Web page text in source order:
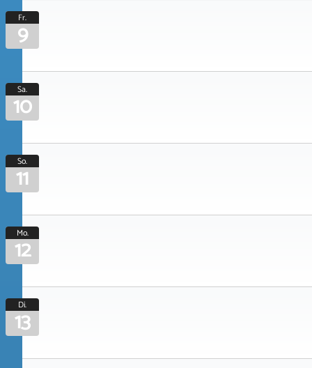
Fr.
9
Sa.
10
So.
11
Mo.
12
Di.
13